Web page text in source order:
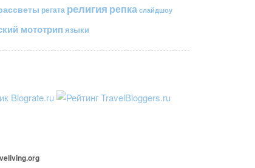
регата религия репка слайдшоу
мототрип языки
.org